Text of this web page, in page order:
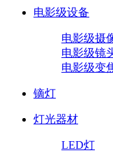
电影级设备
电影级摄
电影级镜
电影级变
镝灯
灯光器材
LED灯